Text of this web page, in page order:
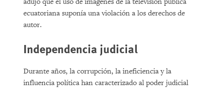
ecuatoriana suponía una violación a los derechos de
autor.
Independencia judicial
Durante años, la corrupción, la ineficiencia y la
influencia política han caracterizado al poder judicial